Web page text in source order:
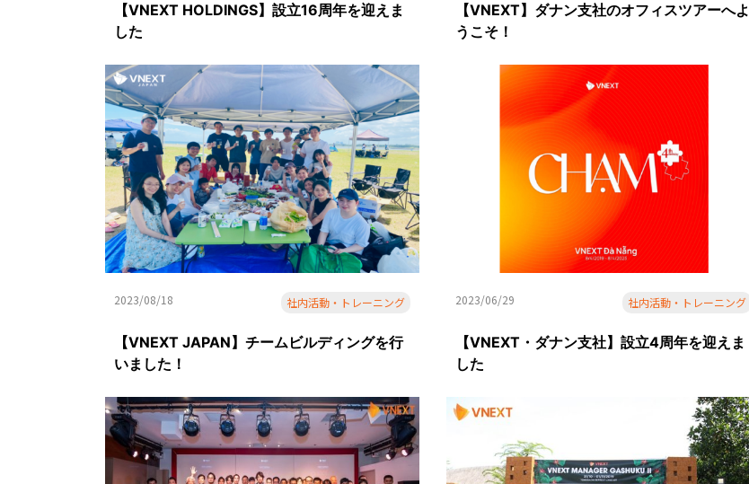
【VNEXT HOLDINGS】設立16周年を迎えま
した
【VNEXT】ダナン支社のオフィスツアーへよ
うこそ！
2023/08/18 社内活動・トレーニング
【VNEXT JAPAN】チームビルディングを行
いました！
2023/06/29 社内活動・トレーニング
【VNEXT・ダナン支社】設立4周年を迎えま
した